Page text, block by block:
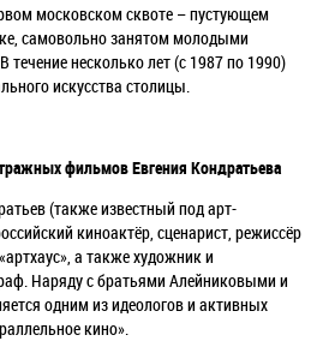
московском сквоте – пустующем
самовольно занятом молодыми
течение несколько лет (с 1987 по 1990)
искусства столицы.
фильмов Евгения Кондратьева
(также известный под арт-
киноактёр, сценарист, режиссёр
а также художник и
Наряду с братьями Алейниковыми и
одним из идеологов и активных
кино».